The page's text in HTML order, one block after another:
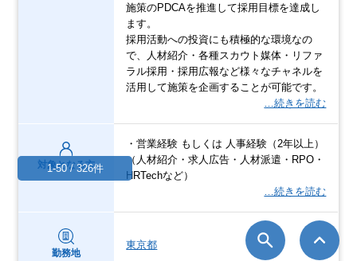
施策のPDCAを推進して採用目標を達成し
ます。
採用活動への投資にも積極的な環境なの
で、人材紹介・各種スカウト媒体・リファ
ラル採用・採用広報など様々なチャネルを
活用して施策を企画することが可能です。
…続きを読む
対象となる方
・営業経験 もしくは 人事経験（2年以上）
（人材紹介・求人広告・人材派遣・RPO・
HRTechなど）
…続きを読む
勤務地
東京都
1-50 / 326件